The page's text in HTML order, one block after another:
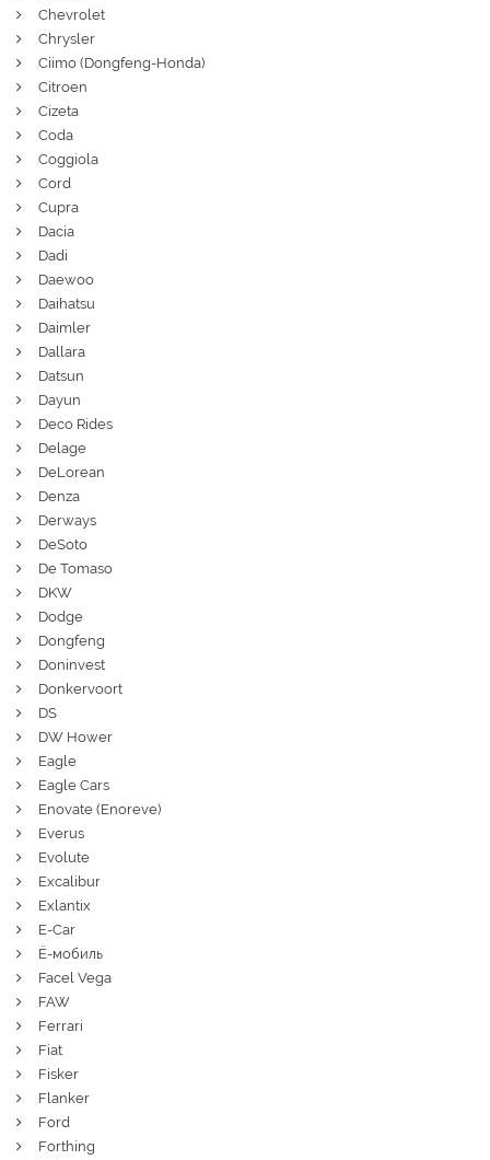
Chevrolet
Chrysler
Ciimo (Dongfeng-Honda)
Citroen
Cizeta
Coda
Coggiola
Cord
Cupra
Dacia
Dadi
Daewoo
Daihatsu
Daimler
Dallara
Datsun
Dayun
Deco Rides
Delage
DeLorean
Denza
Derways
DeSoto
De Tomaso
DKW
Dodge
Dongfeng
Doninvest
Donkervoort
DS
DW Hower
Eagle
Eagle Cars
Enovate (Enoreve)
Everus
Evolute
Excalibur
Exlantix
E-Car
Ё-мобиль
Facel Vega
FAW
Ferrari
Fiat
Fisker
Flanker
Ford
Forthing